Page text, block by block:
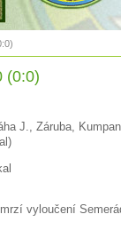
(0:0)
J., Záruba,
vyloučení